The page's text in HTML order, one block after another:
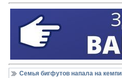
Семья бигфутов напала на